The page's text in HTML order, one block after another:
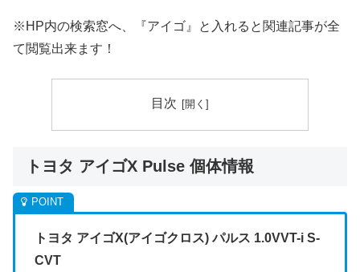
※HP内の検索窓へ、『アイゴ』と入れると関連記事が全
て閲覧出来ます！
目次
トヨタ アイゴX Pulse 個体情報
トヨタ アイゴX(アイゴクロス) パルス 1.0VVT-i S-
CVT